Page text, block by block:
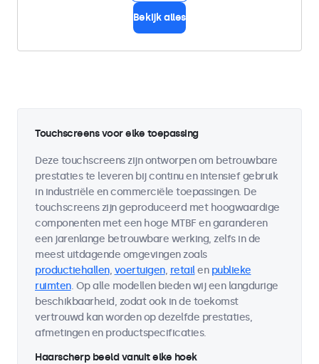
Bekijk alles
Touchscreens voor elke toepassing
Deze touchscreens zijn ontworpen om betrouwbare
prestaties te leveren bij continu en intensief gebruik
in industriële en commerciële toepassingen. De
touchscreens zijn geproduceerd met hoogwaardige
componenten met een hoge MTBF en garanderen
een jarenlange betrouwbare werking, zelfs in de
meest uitdagende omgevingen zoals
productiehallen, voertuigen, retailen publieke
ruimten. Op alle modellen bieden wij een langdurige
beschikbaarheid, zodat ook in de toekomst
vertrouwd kan worden op dezelfde prestaties,
afmetingen en productspecificaties.
Haarscherp beeld vanuit elke hoek